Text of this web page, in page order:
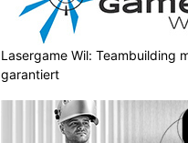
Lasergame Wil: Teambuilding
garantiert